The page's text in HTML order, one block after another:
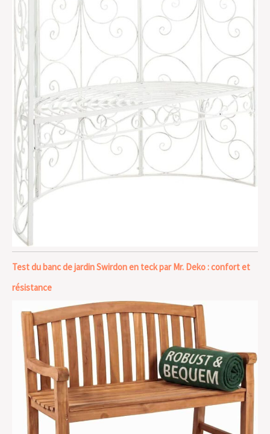
Test du banc de jardin Swirdon en teck par Mr. Deko : confort et
résistance